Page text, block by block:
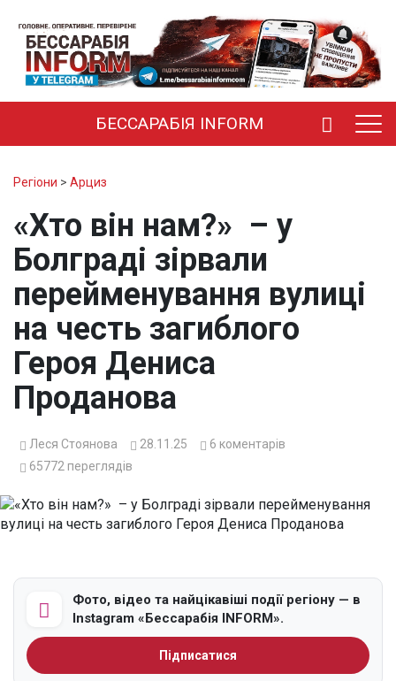
БЕССАРАБІЯ INFORM
Регіони > Арциз
«Хто він нам?» – у
Болграді зірвали
перейменування вулиці
на честь загиблого
Героя Дениса
Проданова
Леся Стоянова 28.11.25 6 коментарів
65772 переглядів
Фото, відео та найцікавіші події регіону — в
Instagram «Бессарабія INFORM».
Підписатися